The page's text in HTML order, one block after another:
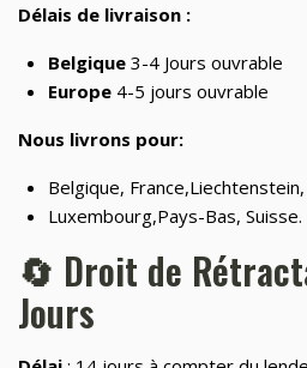
📂 Outdoor
📂 Outillage
📷 Photos et Caméras
Santé et beauté
🏠 Smart Home/Lighting/
📱 Smartphones & Tablets
Délais de livraison :
Belgique 3-4 Jours ouvrable
Europe 4-5 jours ouvrable
Nous livrons pour:
Belgique, France,Liechtenstein,
Luxembourg,Pays-Bas, Suisse.
🔄 Droit de
Jours